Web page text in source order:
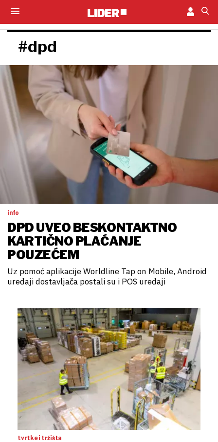
#dpd
info
DPD UVEO BESKONTAKTNO
KARTIČNO PLAĆANJE
POUZEĆEM
Uz pomoć aplikacije Worldline Tap on Mobile, Android
uređaji dostavljača postali su i POS uređaji
tvrtke i tržišta